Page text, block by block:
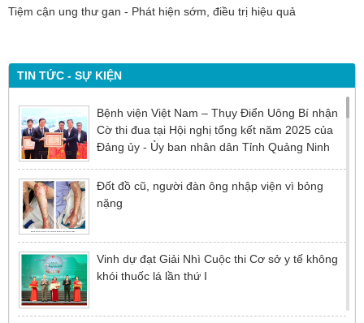
TIN TỨC - SỰ KIỆN
Bệnh viện Việt Nam – Thụy Điển Uông Bí nhận
Cờ thi đua tại Hội nghị tổng kết năm 2025 của
Đảng ủy - Ủy ban nhân dân Tỉnh Quảng Ninh
Đốt đồ cũ, người đàn ông nhập viện vì bỏng
nặng
Vinh dự đạt Giải Nhì Cuộc thi Cơ sở y tế không
khói thuốc lá lần thứ I
Tiệm cận ung thư gan - Phát hiện sớm, điều trị hiệu quả